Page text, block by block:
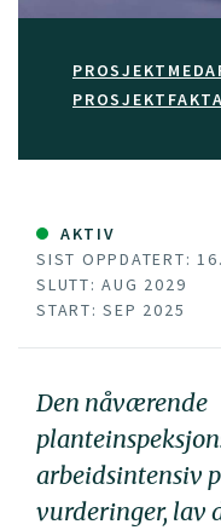
PROSJEKTFAKTA
AKTIV
SIST OPPDATERT:
SLUTT: AUG 2029
START: SEP 2025
Den nåværende
arbeidsintensiv
vurderinger, lav